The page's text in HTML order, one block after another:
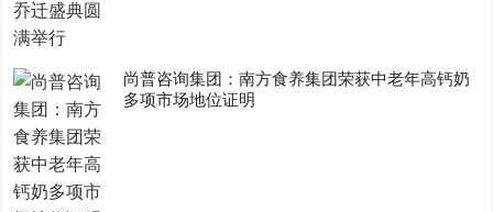
尚普咨询集团：南方食养集团荣获中老年高钙奶
多项市场地位证明